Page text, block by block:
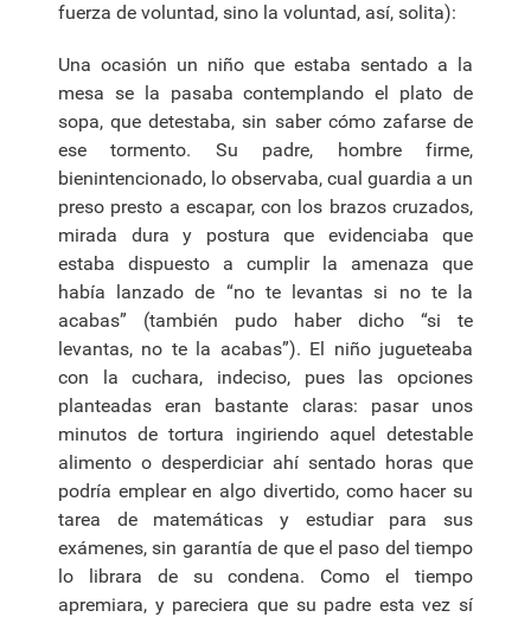
fuerza de voluntad, sino la voluntad, así, solita):
Una ocasión un niño que estaba sentado a la
mesa se la pasaba contemplando el plato de
sopa, que detestaba, sin saber cómo zafarse de
ese tormento. Su padre, hombre firme,
bienintencionado, lo observaba, cual guardia a un
preso presto a escapar, con los brazos cruzados,
mirada dura y postura que evidenciaba que
estaba dispuesto a cumplir la amenaza que
había lanzado de “no te levantas si no te la
acabas” (también pudo haber dicho “si te
levantas, no te la acabas”). El niño jugueteaba
con la cuchara, indeciso, pues las opciones
planteadas eran bastante claras: pasar unos
minutos de tortura ingiriendo aquel detestable
alimento o desperdiciar ahí sentado horas que
podría emplear en algo divertido, como hacer su
tarea de matemáticas y estudiar para sus
exámenes, sin garantía de que el paso del tiempo
lo librara de su condena. Como el tiempo
apremiara, y pareciera que su padre esta vez sí